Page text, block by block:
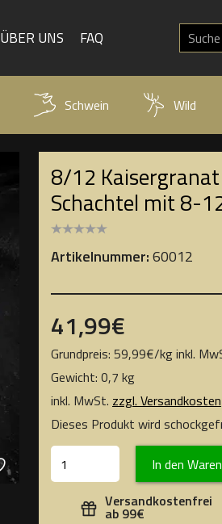
ÜBER UNS FAQ
Schwein Wild
8/12
Schachtel mit 8-
Artikelnummer:60012
41,99€
Grundpreis: 59,99€/kginkl.
Gewicht: 0,7 kg
inkl. MwSt. zzgl. Versandkosten
Dieses Produkt wird
In den
Versandkostenfrei
ab 99€